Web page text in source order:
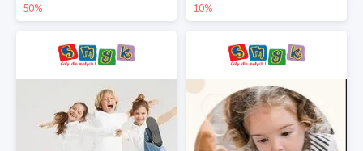
50% 10%